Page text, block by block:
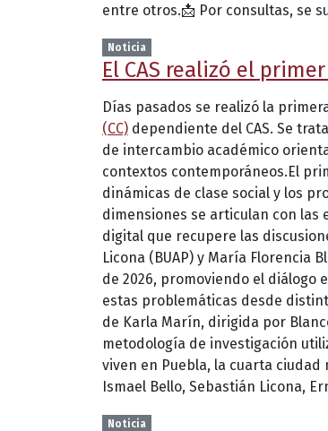
entre otros.📩 Por consultas, se
Noticia
El CAS realizó el
Días pasados se realizó la
(CC) dependiente del CAS. Se
de intercambio académico
contextos contemporáneos.El
dinámicas de clase social y los
dimensiones se articulan con
digital que recupere las
Licona (BUAP) y María Florencia
de 2026, promoviendo el diálogo
estas problemáticas desde
de Karla Marín, dirigida por
metodología de investigación
viven en Puebla, la cuarta
Ismael Bello, Sebastián Licona,
Noticia